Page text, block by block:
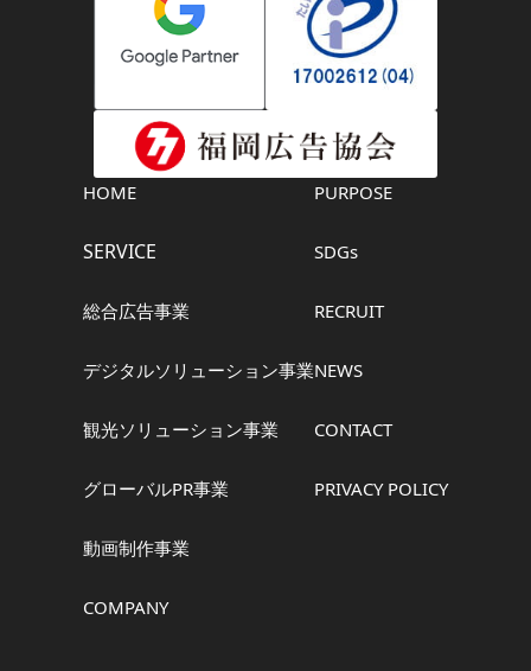
HOME
SERVICE
総合広告事業
デジタルソリューション事業
観光ソリューション事業
グローバルPR事業
動画制作事業
COMPANY
PURPOSE
SDGs
RECRUIT
NEWS
CONTACT
PRIVACY POLICY